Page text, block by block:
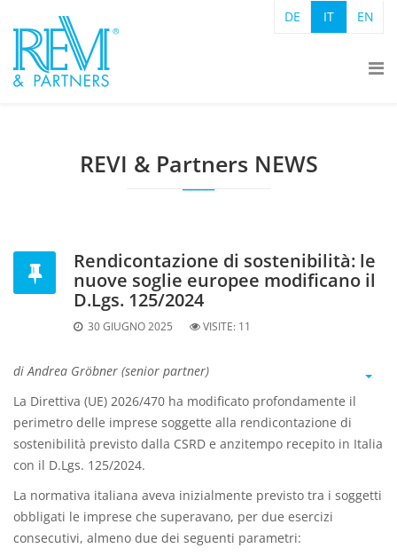
DE IT EN
REVI & Partners NEWS
Rendicontazione di sostenibilità: le
nuove soglie europee modificano il
D.Lgs. 125/2024
30 GIUGNO 2025 VISITE: 11
di Andrea Gröbner (senior partner)
La Direttiva (UE) 2026/470 ha modificato profondamente il
perimetro delle imprese soggette alla rendicontazione di
sostenibilità previsto dalla CSRD e anzitempo recepito in Italia
con il D.Lgs. 125/2024.
La normativa italiana aveva inizialmente previsto tra i soggetti
obbligati le imprese che superavano, per due esercizi
consecutivi, almeno due dei seguenti parametri: